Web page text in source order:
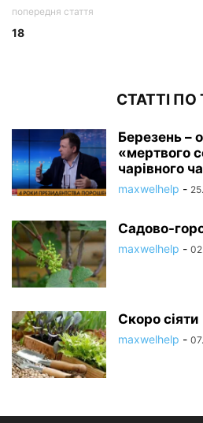
попередня стаття
18
СТАТТІ ПО
Березень –
«мертвого
чарівного
maxwelhelp -
Садово-
maxwelhelp -
Скоро сіяти
maxwelhelp -